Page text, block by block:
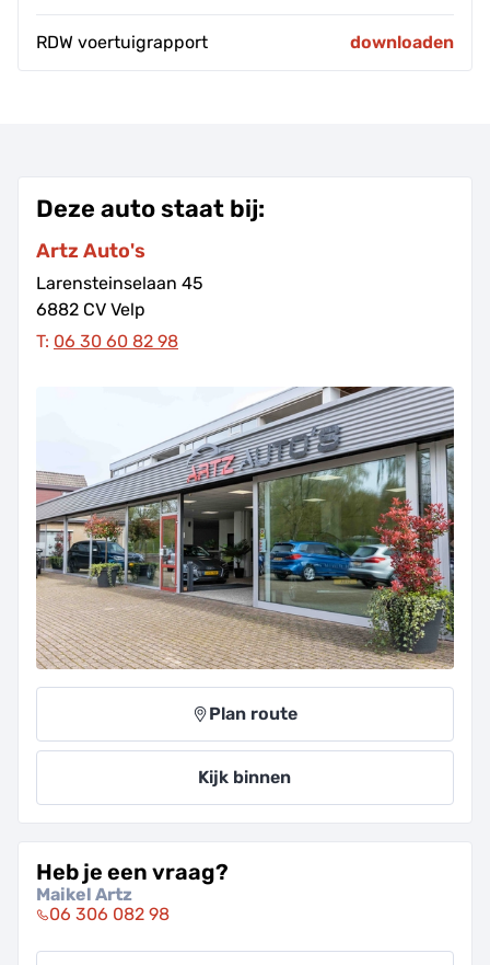
RDW voertuigrapport downloaden
Deze auto staat bij:
Artz Auto's
Larensteinselaan 45
6882 CV Velp
T: 06 30 60 82 98
Plan route
Kijk binnen
Heb je een vraag?
Maikel Artz
06 306 082 98